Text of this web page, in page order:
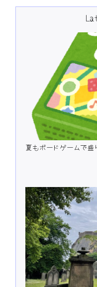
夏もボードゲームで盛